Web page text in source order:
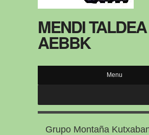
MENDI TALDEA
AEBBK
Menu
Grupo Montaña